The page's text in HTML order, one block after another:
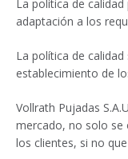
La política de
adaptación a los
La política de
establecimiento de
Vollrath Pujadas
mercado, no solo se
los clientes, si no